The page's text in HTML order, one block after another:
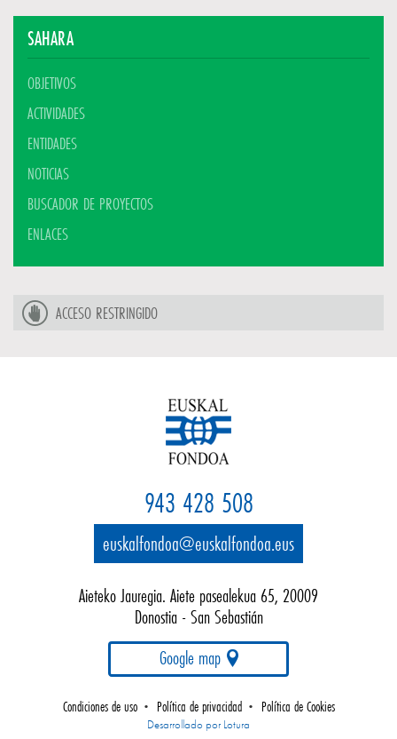
SAHARA
OBJETIVOS
ACTIVIDADES
ENTIDADES
NOTICIAS
BUSCADOR DE PROYECTOS
ENLACES
ACCESO RESTRINGIDO
943 428 508
euskalfondoa@euskalfondoa.eus
Aieteko Jauregia. Aiete pasealekua 65, 20009
Donostia - San Sebastián
Google map
Condiciones de uso • Política de privacidad • Política de Cookies
Desarrollado por Lotura